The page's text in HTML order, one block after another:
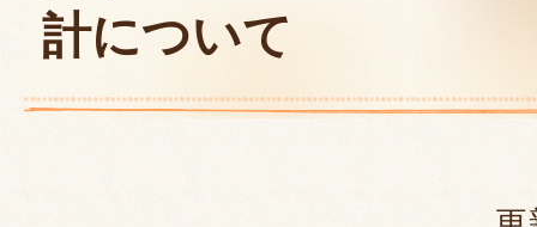
計について